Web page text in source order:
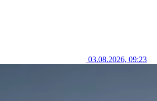
03.08.2026, 09:23